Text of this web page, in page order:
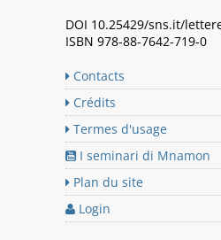
DOI 10.25429/sns.it/
ISBN 978-88-7642-719-0
Contacts
Crédits
Termes d'usage
I seminari di Mnamon
Plan du site
Login